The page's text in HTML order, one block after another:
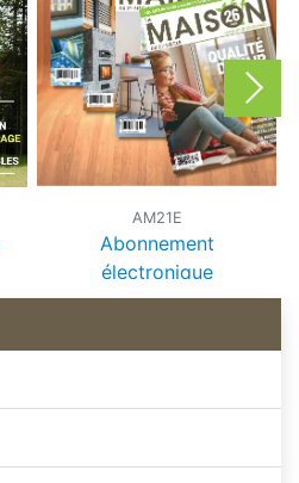
AM21E
Abonnement
électronique